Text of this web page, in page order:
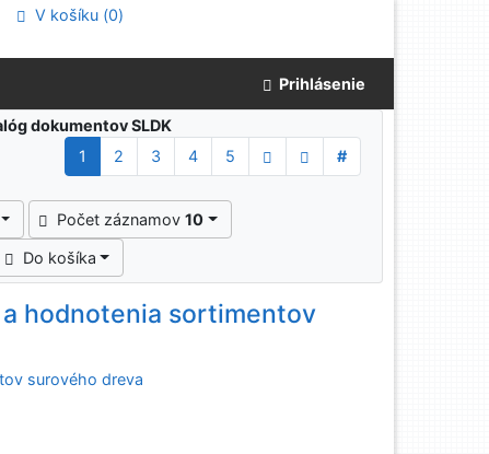
V košíku (0)
Prihlásenie
dokumentov SLDK
1 2 3 4 5
#
Počet záznamov10
Do košíka
hodnotenia sortimentov
surového dreva